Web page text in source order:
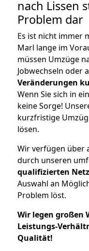
nach Lissen
Problem dar
Es ist nicht immer
Marl lange im
müssen Umzüge
Jobwechseln oder
Veränderungen
Wenn Sie sich in
keine Sorge!
kurzfristige
lösen.
Wir verfügen über
durch unseren
qualifizierten
Auswahl an
Problem löst.
Wir legen großen
Leistungs-
Qualität!